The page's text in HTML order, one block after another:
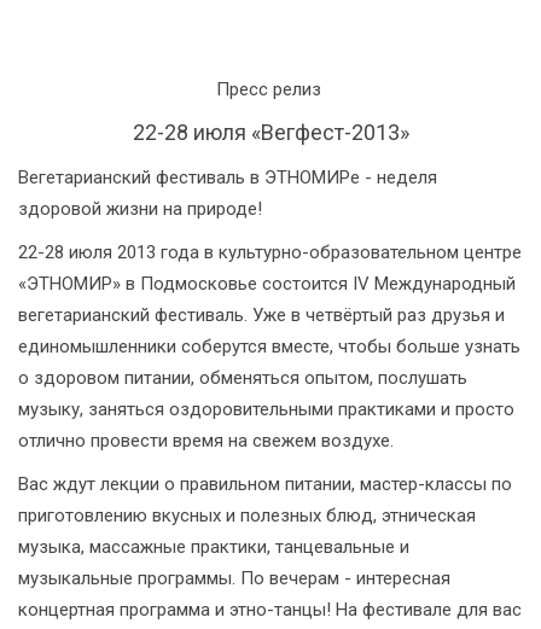
Пресс релиз
22-28 июля «Вегфест-2013»
Вегетарианский фестиваль в ЭТНОМИРе - неделя
здоровой жизни на природе!
22-28 июля 2013 года в культурно-образовательном центре
«ЭТНОМИР» в Подмосковье состоится IV Международный
вегетарианский фестиваль. Уже в четвёртый раз друзья и
единомышленники соберутся вместе, чтобы больше узнать
о здоровом питании, обменяться опытом, послушать
музыку, заняться оздоровительными практиками и просто
отлично провести время на свежем воздухе.
Вас ждут лекции о правильном питании, мастер-классы по
приготовлению вкусных и полезных блюд, этническая
музыка, массажные практики, танцевальные и
музыкальные программы. По вечерам - интересная
концертная программа и этно-танцы! На фестивале для вас